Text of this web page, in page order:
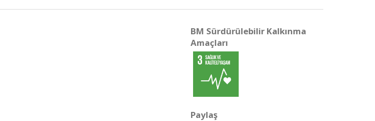
BM Sürdürülebilir Kalkınma
Amaçları
Paylaş